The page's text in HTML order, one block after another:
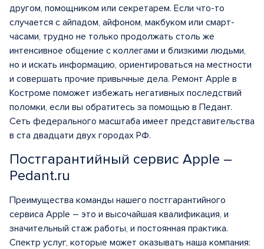
другом, помощником или секретарем. Если что-то
случается с айпадом, айфоном, макбуком или смарт-
часами, трудно не только продолжать столь же
интенсивное общение с коллегами и близкими людьми,
но и искать информацию, ориентироваться на местности
и совершать прочие привычные дела. Ремонт Apple в
Костроме поможет избежать негативных последствий
поломки, если вы обратитесь за помощью в Педант.
Сеть федерального масштаба имеет представительства
в ста двадцати двух городах РФ.
Постгарантийный сервис Apple –
Pedant.ru
Преимущества команды нашего постгарантийного
сервиса Apple – это и высочайшая квалификация, и
значительный стаж работы, и постоянная практика.
Спектр услуг, которые может оказывать наша компания: